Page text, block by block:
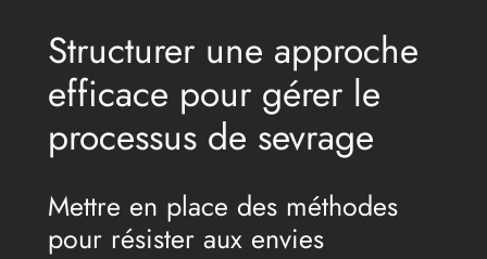
Structurer une approche
efficace pour gérer le
processus de sevrage
Mettre en place des méthodes
pour résister aux envies